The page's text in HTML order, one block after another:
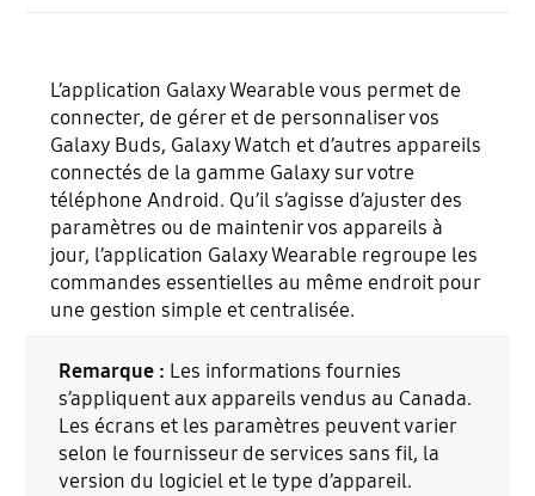
L’application Galaxy Wearable vous permet de
connecter, de gérer et de personnaliser vos
Galaxy Buds, Galaxy Watch et d’autres appareils
connectés de la gamme Galaxy sur votre
téléphone Android. Qu’il s’agisse d’ajuster des
paramètres ou de maintenir vos appareils à
jour, l’application Galaxy Wearable regroupe les
commandes essentielles au même endroit pour
une gestion simple et centralisée.
Remarque : Les informations fournies
s’appliquent aux appareils vendus au Canada.
Les écrans et les paramètres peuvent varier
selon le fournisseur de services sans fil, la
version du logiciel et le type d’appareil.